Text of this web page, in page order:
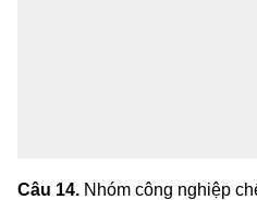
Câu 14. Nhóm công nghiệp